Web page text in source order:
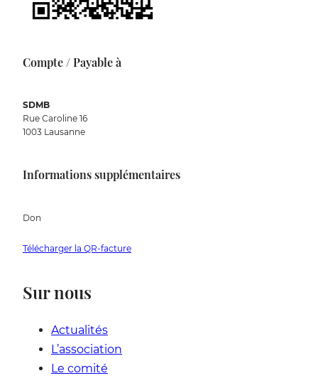
Compte / Payable à
SDMB
Rue Caroline 16
1003 Lausanne
Informations supplémentaires
Don
Télécharger la QR-facture
Sur nous
Actualités
L’association
Le comité